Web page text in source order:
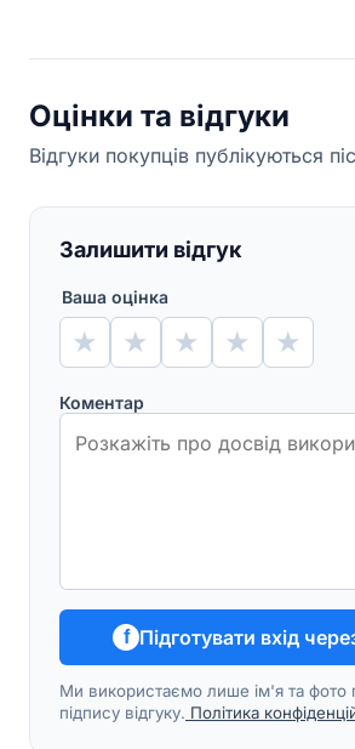
Оцінки та відгуки
Відгуки покупців публікуються
Залишити відгук
Ваша оцінка
★ ★ ★ ★ ★
Коментар
f Підготувати вхід
Ми використаємо лише ім'я та фото
підпису відгуку. Політика